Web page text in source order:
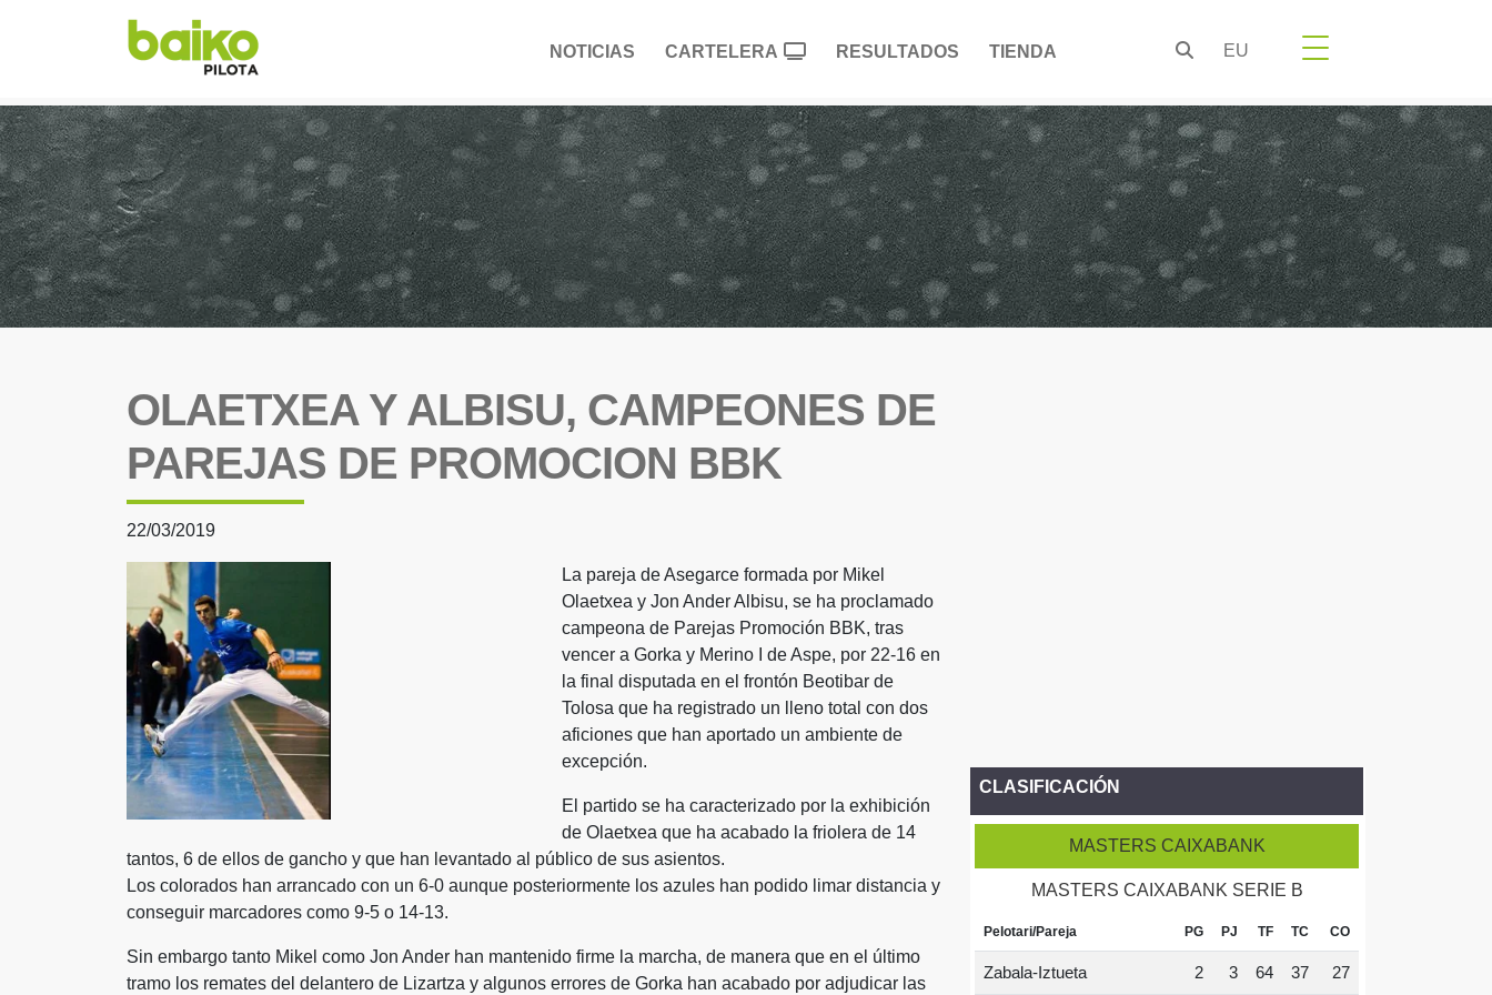
NOTICIAS CARTELERA RESULTADOS TIENDA EU
OLAETXEA Y ALBISU, CAMPEONES DE
PAREJAS DE PROMOCION BBK
22/03/2019
La pareja de Asegarce formada por Mikel
Olaetxea y Jon Ander Albisu, se ha proclamado
campeona de Parejas Promoción BBK, tras
vencer a Gorka y Merino I de Aspe, por 22-16 en
la final disputada en el frontón Beotibar de
Tolosa que ha registrado un lleno total con dos
aficiones que han aportado un ambiente de
excepción.
El partido se ha caracterizado por la exhibición
de Olaetxea que ha acabado la friolera de 14
tantos, 6 de ellos de gancho y que han levantado al público de sus asientos.
Los colorados han arrancado con un 6-0 aunque posteriormente los azules han podido limar distancia y
conseguir marcadores como 9-5 o 14-13.
Sin embargo tanto Mikel como Jon Ander han mantenido firme la marcha, de manera que en el último
tramo los remates del delantero de Lizartza y algunos errores de Gorka han acabado por adjudicar las
CLASIFICACIÓN
MASTERS CAIXABANK
MASTERS CAIXABANK SERIE B
Pelotari/Pareja PG PJ TF TC CO
Zabala-Iztueta 2 3 64 37 27